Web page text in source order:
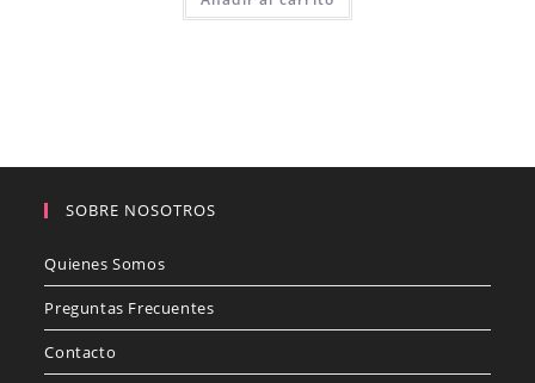
SOBRE NOSOTROS
Quienes Somos
Preguntas Frecuentes
Contacto